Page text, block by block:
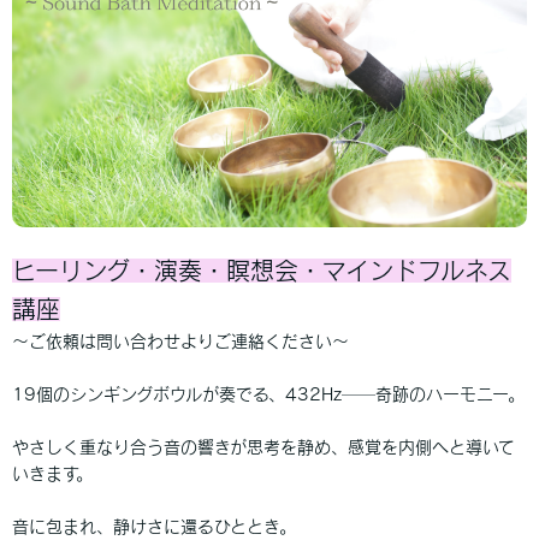
ヒーリング・演奏・瞑想会・マインドフルネス
講座
～ご依頼は問い合わせよりご連絡ください～
19個のシンギングボウルが奏でる、432Hz──奇跡のハーモニー。
やさしく重なり合う音の響きが思考を静め、感覚を内側へと導いて
いきます。
音に包まれ、静けさに還るひととき。